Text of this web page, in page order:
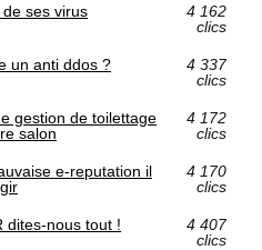
ses virus
4 162
clics
un anti ddos ?
4 337
clics
gestion de toilettage
salon
4 172
clics
e-reputation il
4 170
clics
dites-nous tout !
4 407
clics